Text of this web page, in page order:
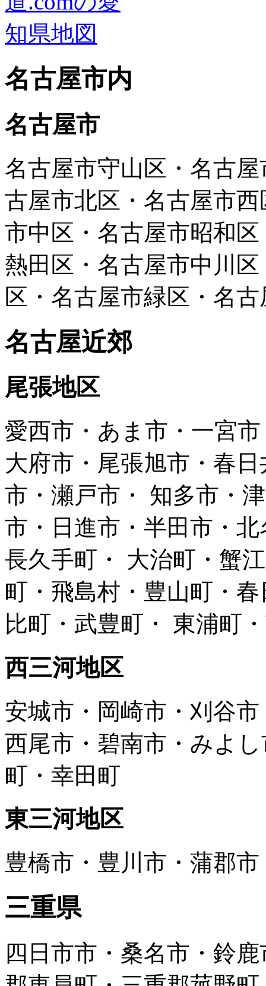
名古屋市内
名古屋市
名古屋市守山区・名古
古屋市北区・名古屋市
市中区・名古屋市昭和
熱田区・名古屋市中川
区・名古屋市緑区・名
名古屋近郊
尾張地区
愛西市・あま市・一宮
大府市・尾張旭市・春
市・瀬戸市・ 知多市・
市・日進市・半田市・
長久手町・ 大治町・蟹
町・飛島村・豊山町・
比町・武豊町・ 東浦町
西三河地区
安城市・岡崎市・刈谷
西尾市・碧南市・みよ
町・幸田町
東三河地区
豊橋市・豊川市・蒲郡
三重県
四日市市・桑名市・鈴